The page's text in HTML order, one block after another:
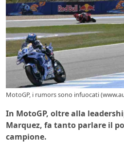
MotoGP, i rumors sono infuocati
In MotoGP, oltre alla
Marquez, fa tanto parlare il
campione.